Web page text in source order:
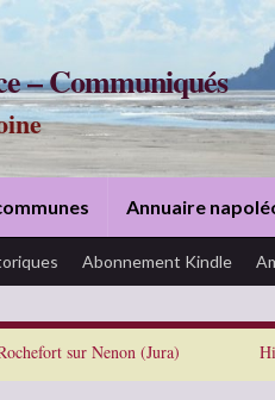
– Communiqués
Annuaire
Abonnement Kindle
sur Nenon (Jura)